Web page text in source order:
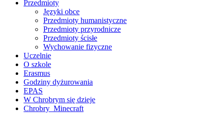
Przedmioty
Języki obce
Przedmioty humanistyczne
Przedmioty przyrodnicze
Przedmioty ścisłe
Wychowanie fizyczne
Uczelnie
O szkole
Erasmus
Godziny dyżurowania
EPAS
W Chrobrym się dzieje
Chrobry_Minecraft